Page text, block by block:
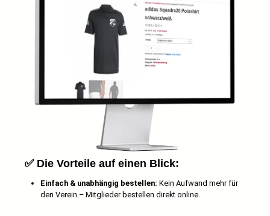
✅ Die Vorteile auf einen Blick:
Einfach & unabhängig bestellen: Kein Aufwand mehr für
den Verein – Mitglieder bestellen direkt online.